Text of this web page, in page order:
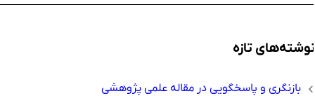
تازه
بازنگری و پاسخگویی در مقاله علمی پژوهشی